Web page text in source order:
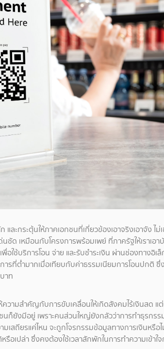
ะกระตุ้นให้ภาคเอกชนที่เกี่ยวข้องเอาจริงเอาจัง ไม่
นชัด เหมือนกับโครงการพร้อมเพย์ ที่ภาครัฐให้เราเ
ใช้บริการโอน จ่าย และรับชำระเงิน ผ่านช่องทางอิ
รที่ต่ำมากเมื่อเทียบกับค่าธรรมเนียมการโอนปกติ ซึ่
าท
ความสำคัญกับการขับเคลื่อนให้เกิดสังคมไร้เงินสด
ชนก็ยังมีอยู่ เพราะคนส่วนใหญ่ยังกลัวว่าการทำธุรกร
เสถียรแค่ไหน จะถูกโจรกรรมข้อมูลทางการเงินหรือ
รือเปล่า ซึ่งคงต้องใช้เวลาสักพักในการทำความเข้าใ